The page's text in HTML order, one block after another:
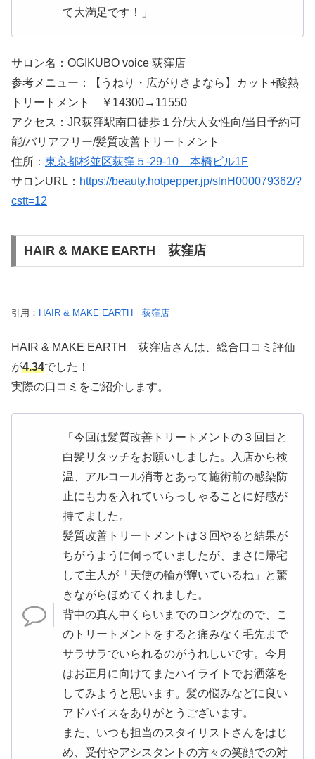
て大満足です！」
サロン名：OGIKUBO voice 荻窪店
参考メニュー：【うねり・広がりさよなら】カット+酸熱
トリートメント ￥14300→11550
アクセス：JR荻窪駅南口徒歩１分/大人女性向/当日予約可
能/バリアフリー/髪質改善トリートメント
住所： 東京都杉並区荻窪５-29-10 本橋ビル1F
サロンURL： https://beauty.hotpepper.jp/slnH000079362/?
cstt=12
HAIR & MAKE EARTH 荻窪店
引用： HAIR & MAKE EARTH 荻窪店
HAIR & MAKE EARTH 荻窪店さんは、総合口コミ評価
が4.34でした！
実際の口コミをご紹介します。
「今回は髪質改善トリートメントの３回目と
白髪リタッチをお願いしました。入店から検
温、アルコール消毒とあって施術前の感染防
止にも力を入れていらっしゃることに好感が
持てました。
髪質改善トリートメントは３回やると結果が
ちがうように伺っていましたが、まさに帰宅
して主人が「天使の輪が輝いているね」と驚
きながらほめてくれました。
背中の真ん中くらいまでのロングなので、こ
のトリートメントをすると痛みなく毛先まで
サラサラでいられるのがうれしいです。今月
はお正月に向けてまたハイライトでお洒落を
してみようと思います。髪の悩みなどに良い
アドバイスをありがとうございます。
また、いつも担当のスタイリストさんをはじ
め、受付やアシスタントの方々の笑顔での対